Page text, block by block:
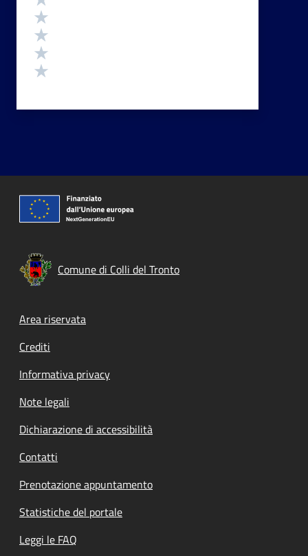
Comune di Colli del Tronto
Footer menu
Area riservata
Crediti
Informativa privacy
Note legali
Dichiarazione di accessibilità
Contatti
Prenotazione appuntamento
Statistiche del portale
Leggi le FAQ